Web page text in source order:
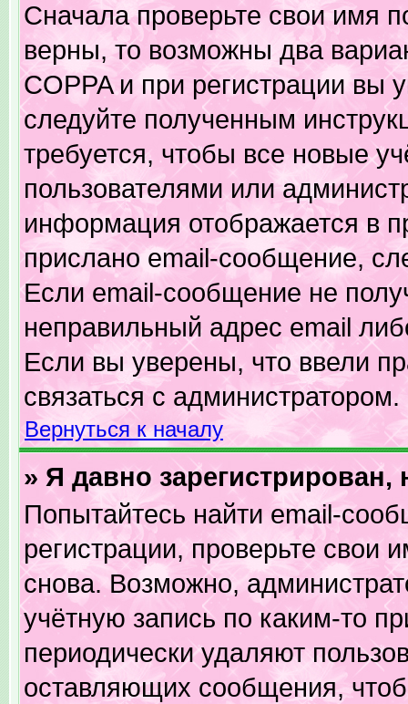
Сначала проверьте свои имя
верны, то возможны два
COPPA и при регистрации вы
следуйте полученным
требуется, чтобы все новые
пользователями или
информация отображается в
прислано email-сообщение,
Если email-сообщение не
неправильный адрес email
Если вы уверены, что ввели
связаться с администратором.
Вернуться к началу
» Я давно
Попытайтесь найти email-
регистрации, проверьте свои
снова. Возможно,
учётную запись по каким-то
периодически удаляют
оставляющих сообщения,